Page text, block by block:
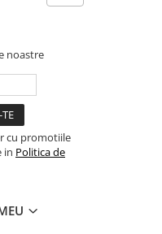
noastre
cu promotiile
in Politica de